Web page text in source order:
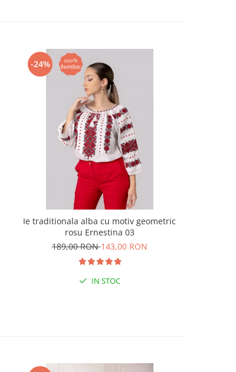
-24%
Ie traditionala alba cu motiv geometric
rosu Ernestina 03
189,00 RON143,00 RON
IN STOC